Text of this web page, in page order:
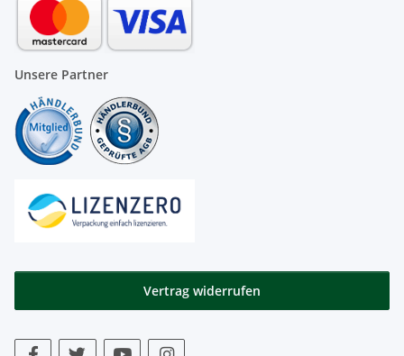
Unsere Partner
Vertrag widerrufen